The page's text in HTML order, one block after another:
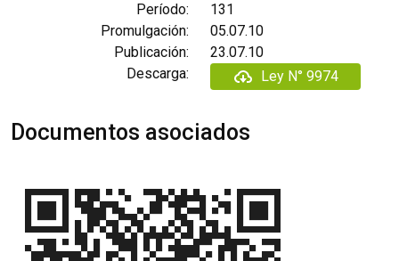
Período:
131
Promulgación:
05.07.10
Publicación:
23.07.10
Descarga:
Ley N° 9974
Documentos asociados